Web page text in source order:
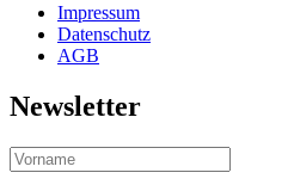
Impressum
Datenschutz
AGB
Newsletter